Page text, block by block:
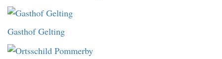
Gasthof Gelting